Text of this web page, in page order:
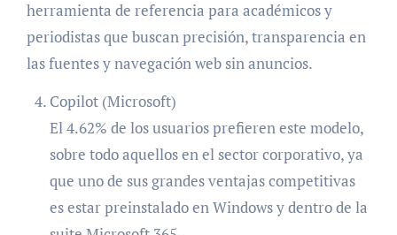
herramienta de referencia para académicos y
periodistas que buscan precisión, transparencia en
las fuentes y navegación web sin anuncios.
Copilot (Microsoft)
El 4.62% de los usuarios prefieren este modelo,
sobre todo aquellos en el sector corporativo, ya
que uno de sus grandes ventajas competitivas
es estar preinstalado en Windows y dentro de la